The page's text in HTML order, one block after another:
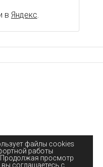
файлы cookies
работы
Продолжая просмотр
вы соглашаетесь с
в Яндекс.